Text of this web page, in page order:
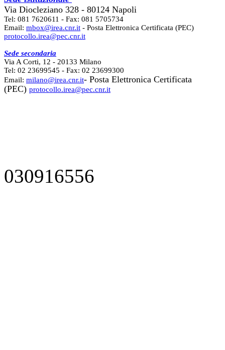
Via Diocleziano 328 - 80124 Napoli
Tel: 081 7620611 - Fax: 081 5705734
Email: mbox@irea.cnr.it - Posta Elettronica Certificata (PEC)
protocollo.irea@pec.cnr.it
Sede secondaria
Via A Corti, 12 - 20133 Milano
Tel: 02 23699545 - Fax: 02 23699300
Email: milano@irea.cnr.it- Posta Elettronica Certificata
(PEC) protocollo.irea@pec.cnr.it
030916556